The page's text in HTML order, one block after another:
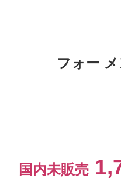
フォー
国内未販売